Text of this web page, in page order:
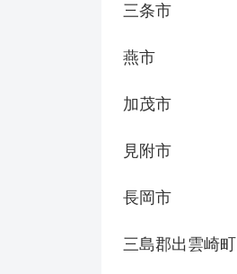
三条市
燕市
加茂市
見附市
長岡市
三島郡出雲崎町